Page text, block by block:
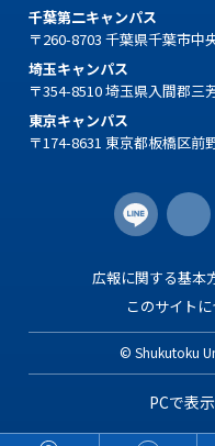
千葉第二キャンパス
〒260-8703 千葉県千葉市中
埼玉キャンパス
〒354-8510 埼玉県入間郡三
東京キャンパス
〒174-8631 東京都板橋区前
広報に関する基本
このサイト
© Shukutoku
PCで表示